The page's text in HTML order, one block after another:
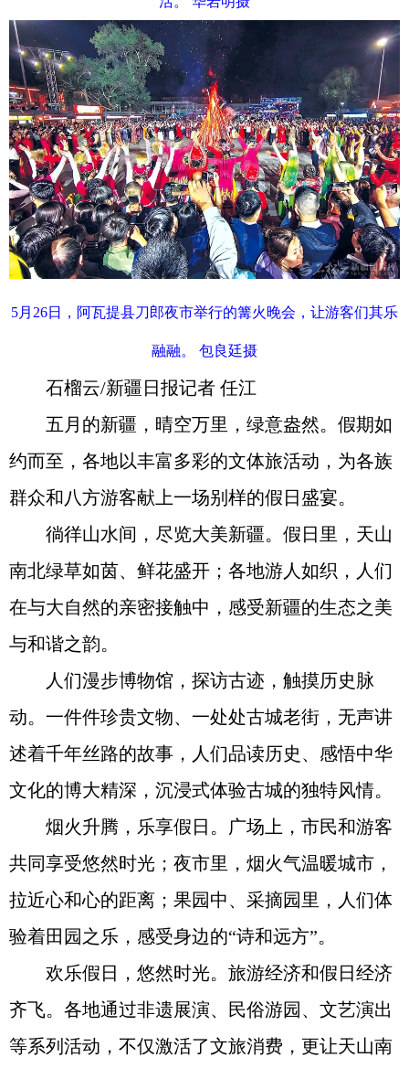
5月26日，阿瓦提县刀郎夜市举行的篝火晚会，让游客们其乐
融融。 包良廷摄
石榴云/新疆日报记者 任江
五月的新疆，晴空万里，绿意盎然。假期如
约而至，各地以丰富多彩的文体旅活动，为各族
群众和八方游客献上一场别样的假日盛宴。
徜徉山水间，尽览大美新疆。假日里，天山
南北绿草如茵、鲜花盛开；各地游人如织，人们
在与大自然的亲密接触中，感受新疆的生态之美
与和谐之韵。
人们漫步博物馆，探访古迹，触摸历史脉
动。一件件珍贵文物、一处处古城老街，无声讲
述着千年丝路的故事，人们品读历史、感悟中华
文化的博大精深，沉浸式体验古城的独特风情。
烟火升腾，乐享假日。广场上，市民和游客
共同享受悠然时光；夜市里，烟火气温暖城市，
拉近心和心的距离；果园中、采摘园里，人们体
验着田园之乐，感受身边的“诗和远方”。
欢乐假日，悠然时光。旅游经济和假日经济
齐飞。各地通过非遗展演、民俗游园、文艺演出
等系列活动，不仅激活了文旅消费，更让天山南